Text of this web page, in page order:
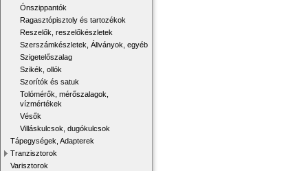
Ónszippantók
Ragasztópisztoly és tartozékok
Reszelők, reszelőkészletek
Szerszámkészletek, Állványok, egyéb
Szigetelőszalag
Szikék, ollók
Szorítók és satuk
Tolómérők, mérőszalagok,
vízmértékek
Vésők
Villáskulcsok, dugókulcsok
Tápegységek, Adapterek
Tranzisztorok
Varisztorok